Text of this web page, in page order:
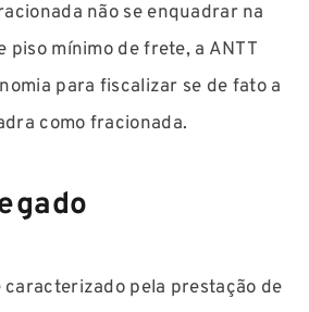
não se enquadrar na
piso mínimo de frete, a ANTT
para fiscalizar se de fato a
como fracionada.
caracterizado pela prestação de